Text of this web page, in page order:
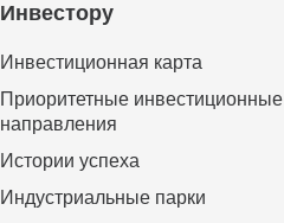
Инвестору
Инвестиционная карта
Приоритетные инвестиционные
направления
Истории успеха
Индустриальные парки